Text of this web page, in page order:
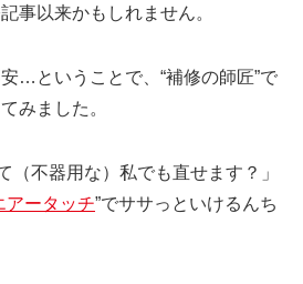
事以来かもしれません。
…ということで、“補修の師匠”で
みました。
（不器用な）私でも直せます？」
アータッチ”でササっといけるんち